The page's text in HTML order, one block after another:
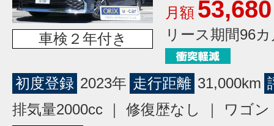
車検２年付き
月額 53,680
リース期間96
初度登録 2023年 走行距離 31,000km
排気量2000cc ｜ 修復歴なし ｜ ワゴ